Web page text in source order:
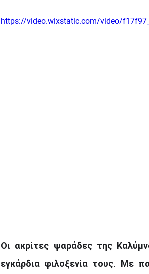
https://video.wixstatic.com/video/
Οι ακρίτες ψαράδες της
εγκάρδια φιλοξενία τους. Με